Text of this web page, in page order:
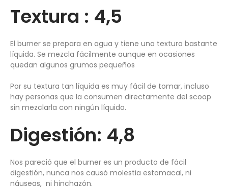
Textura : 4,5
El burner se prepara en agua y tiene una textura bastante
líquida. Se mezcla fácilmente aunque en ocasiones
quedan algunos grumos pequeños
Por su textura tan líquida es muy fácil de tomar, incluso
hay personas que la consumen directamente del scoop
sin mezclarla con ningún líquido.
Digestión: 4,8
Nos pareció que el burner es un producto de fácil
digestión, nunca nos causó molestia estomacal, ni
náuseas, ni hinchazón.